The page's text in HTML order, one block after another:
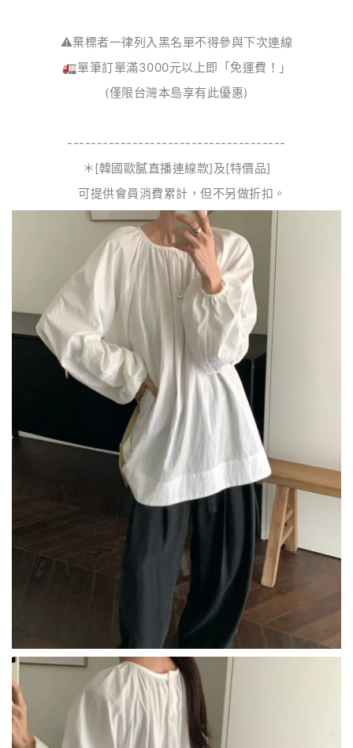
⚠️棄標者一律列入黑名單不得參與下次連線
🚛單筆訂單滿3000元以上即「免運費！」
(僅限台灣本島享有此優惠)
-------------------------------------
＊[韓國歐膩直播連線款]及[特價品]
可提供會員消費累計，但不另做折扣。